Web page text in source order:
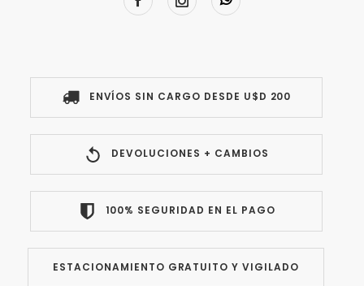
ENVÍOS SIN CARGO DESDE U$D 200
DEVOLUCIONES + CAMBIOS
100% SEGURIDAD EN EL PAGO
ESTACIONAMIENTO GRATUITO Y VIGILADO